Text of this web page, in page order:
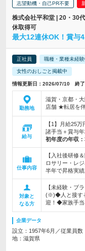
志望動機・自己PR不要
株式会社平和堂 | 20・30
休取得可
最大12連休OK！賞与
正社員 職種・業種未経
女性のおしごと掲載中
情報更新日：2026/07/10 終
勤務地
滋賀・京都・
店舗 ★転居を
給与
【1】月給25
諸手当＋賞与
初年度の年収：
仕事内容
【入社後研修
ロサリー・レ
半年で昇格実績
対象と
なる方
【未経験・ブ
(※)◆人と接す
迎！◆家族手当
企業データ
設立：1957年6月／従業員数
地：滋賀県